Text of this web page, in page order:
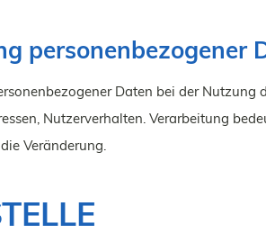
personenbezogener
Daten bei der
Nutzerverhalten. Verarbeitung
Veränderung.